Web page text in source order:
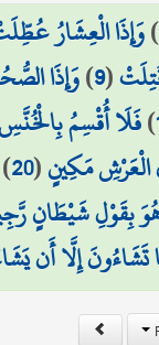
)وَإِذَا الْعِشَارُ
(
9
)وَإِذَا
)فَلَا أُقْسِمُ
مَكِينٍ(
20
بِقَوْلِ شَيْطَانٍ
تَشَاءُونَ إِلَّا أَن